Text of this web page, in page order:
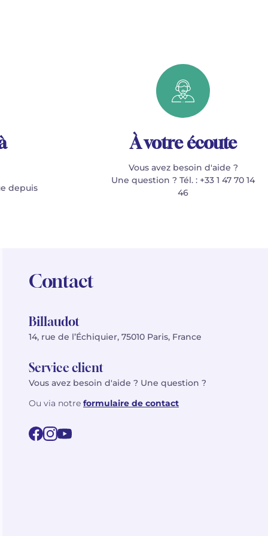
depuis
À votre écoute
Vous avez besoin d'aide ?
Une question ? Tél. : +33 1 47 70 14
46
Contact
Billaudot
14, rue de l’Échiquier, 75010 Paris, France
Service client
Vous avez besoin d'aide ? Une question ?
Ou via notre formulaire de contact